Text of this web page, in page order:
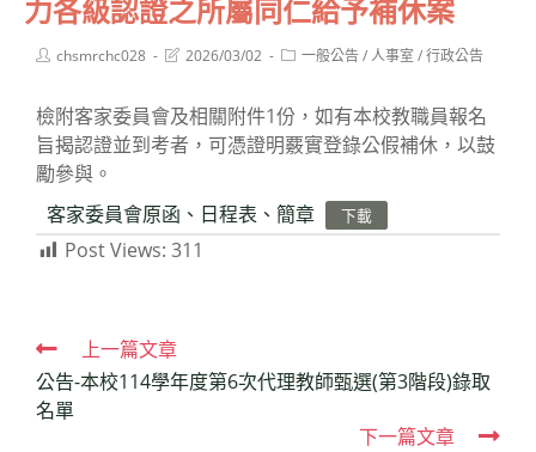
力各級認證之所屬同仁給予補休案
Postchsmrchc028
Post2026/03/02
Post一般公告/人事室 /行政公告
檢附客家委員會及相關附件1份，如有本校教職員報名
旨揭認證並到考者，可憑證明覈實登錄公假補休，以鼓
勵參與。
客家委員會原函、日程表、簡章
下載
Post Views: 311
Read
more
articles
上一篇文章
公告-本校114學年度第6次代理教師甄選(第3階段)錄取
名單
下一篇文章